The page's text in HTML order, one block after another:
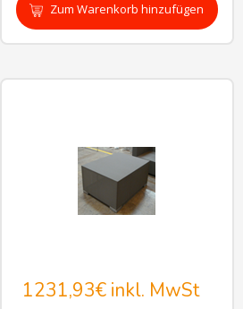
Zum Warenkorb hinzufügen
1231,93€inkl. MwSt